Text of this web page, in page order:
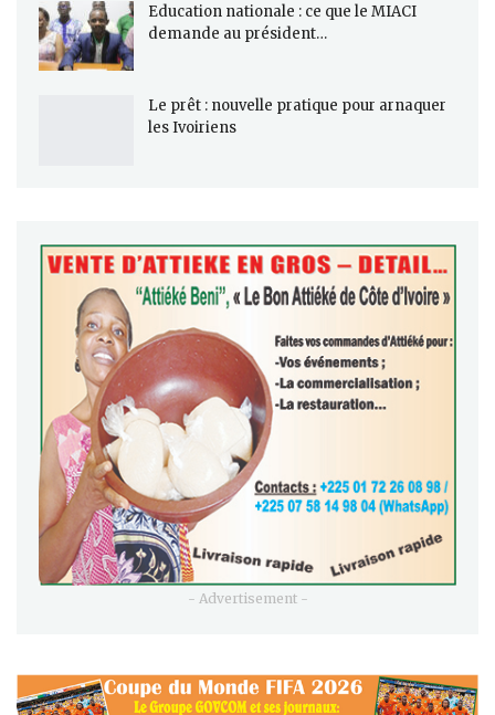
Education nationale : ce que le MIACI
demande au président…
Le prêt : nouvelle pratique pour arnaquer
les Ivoiriens
- Advertisement -